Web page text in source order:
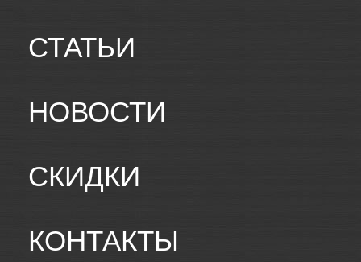
СТАТЬИ
НОВОСТИ
СКИДКИ
КОНТАКТЫ